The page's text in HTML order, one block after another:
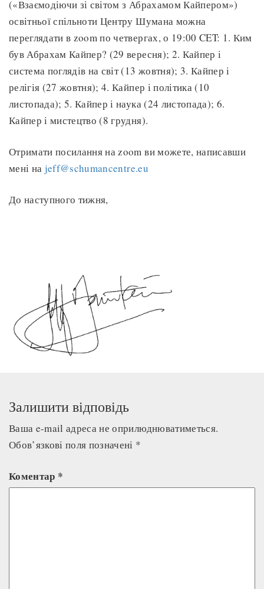
(«Взаємодіючи зі світом з Абрахамом Кайпером»)
освітньої спільноти Центру Шумана можна
переглядати в zoom по четвергах, о 19:00 CET: 1. Ким
був Абрахам Кайпер? (29 вересня); 2. Кайпер і
система поглядів на світ (13 жовтня); 3. Кайпер і
релігія (27 жовтня); 4. Кайпер і політика (10
листопада); 5. Кайпер і наука (24 листопада); 6.
Кайпер і мистецтво (8 грудня).
Отримати посилання на zoom ви можете, написавши
мені на jeff@schumancentre.eu
До наступного тижня,
Залишити відповідь
Ваша e-mail адреса не оприлюднюватиметься.
Обов’язкові поля позначені *
Коментар *